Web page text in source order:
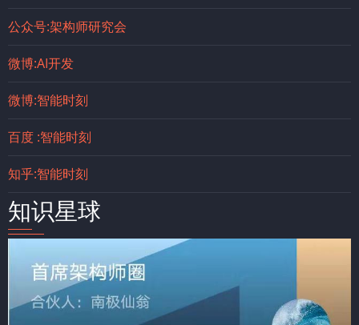
公众号:架构师研究会
微博:AI开发
微博:智能时刻
百度 :智能时刻
知乎:智能时刻
知识星球